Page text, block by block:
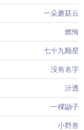
一朵蘑菇云
燃悔
七十九颗星
没有名字
沂透
一棵鼬子
小野兽